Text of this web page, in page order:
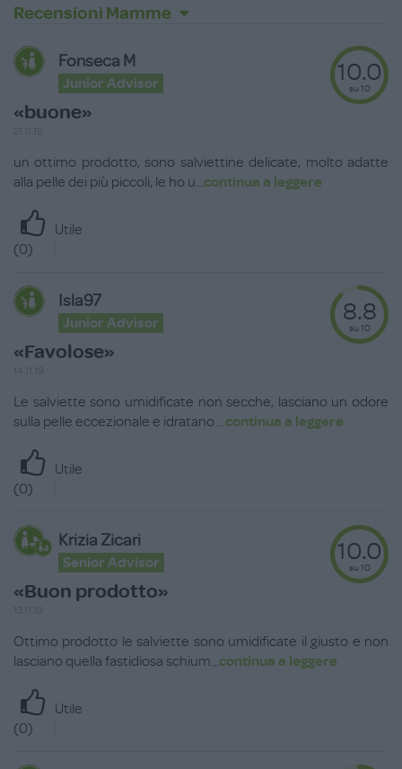
Recensioni Mamme
Fonseca M
Junior Advisor
«buone»
10.0
su 10
un ottimo prodotto, sono salviettine delicate, molto adatte
alla pelle dei più piccoli, le ho u...continua a leggere
Utile
(0)
Isla97
Junior Advisor
«Favolose»
8.8
su 10
Le salviette sono umidificate non secche, lasciano un odore
sulla pelle eccezionale e idratano ...continua a leggere
Utile
(0)
Krizia Zicari
Senior Advisor
«Buon prodotto»
10.0
su 10
Ottimo prodotto le salviette sono umidificate il giusto e non
lasciano quella fastidiosa schium...continua a leggere
Utile
(0)